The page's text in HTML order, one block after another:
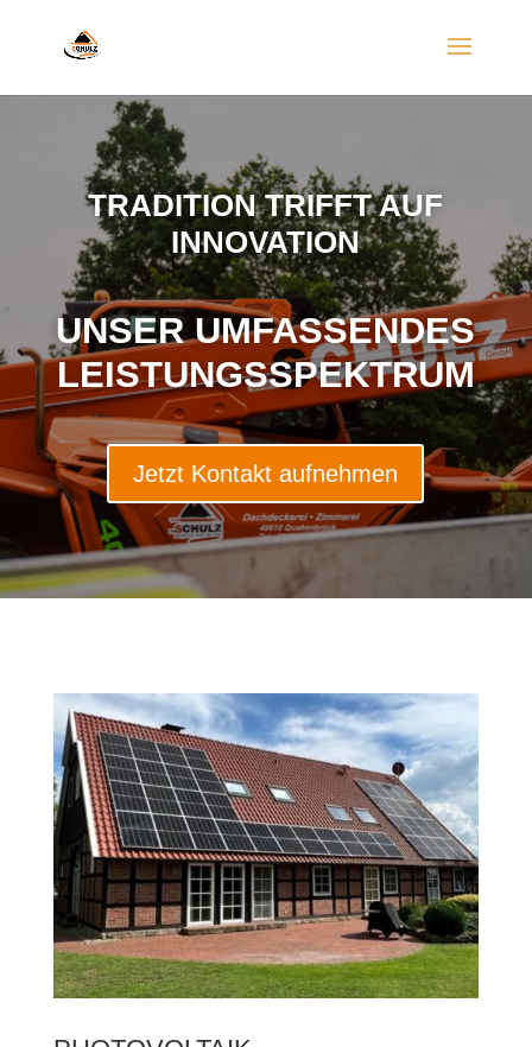
TRADITION TRIFFT AUF
INNOVATION
UNSER UMFASSENDES
LEISTUNGSSPEKTRUM
Jetzt Kontakt aufnehmen